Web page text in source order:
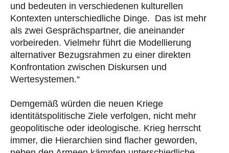
und bedeuten in verschiedenen kulturellen
Kontexten unterschiedliche Dinge. Das ist mehr
als zwei Gesprächspartner, die aneinander
vorbeireden. Vielmehr führt die Modellierung
alternativer Bezugsrahmen zu einer direkten
Konfrontation zwischen Diskursen und
Wertesystemen.“
Demgemäß würden die neuen Kriege
identitätspolitische Ziele verfolgen, nicht mehr
geopolitische oder ideologische. Krieg herrscht
immer, die Hierarchien sind flacher geworden,